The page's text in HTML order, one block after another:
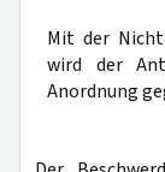
Mit der
wird der
Anordnung